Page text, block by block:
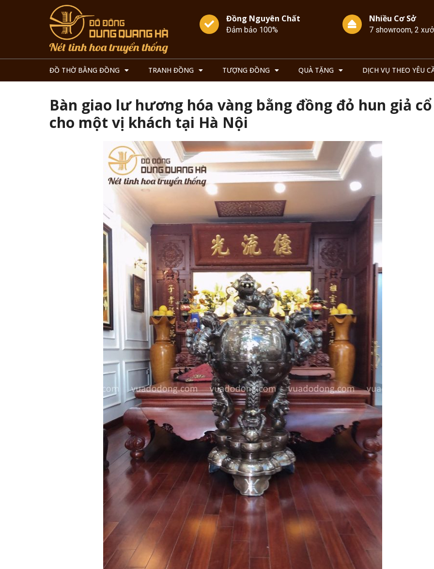
Đồng Nguyên Chất
Đảm bảo 100%
Nhiều Cơ Sở
7 showroom, 2
ĐỒ THỜ BẰNG ĐỒNG TRANH ĐỒNG TƯỢNG ĐỒNG QUÀ TẶNG DỊCH VỤ THEO YÊU
Bàn giao lư hương hóa vàng bằng đồng đỏ hun giả cổ
cho một vị khách tại Hà Nội